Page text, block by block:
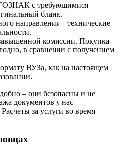
ГОЗНАК с требующимися
бланк.
направления – технические
комиссии. Покупка
в сравнении с получением
ВУЗа, как на настоящем
– они безопасны и не
документов у нас
за услуги во время